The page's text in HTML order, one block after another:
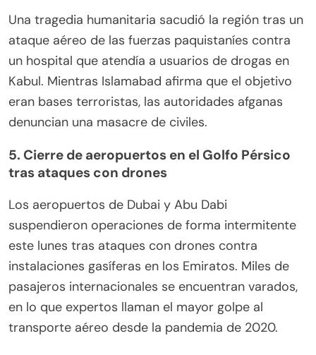
Una tragedia humanitaria sacudió la región tras un
ataque aéreo de las fuerzas paquistaníes contra
un hospital que atendía a usuarios de drogas en
Kabul. Mientras Islamabad afirma que el objetivo
eran bases terroristas, las autoridades afganas
denuncian una masacre de civiles.
5. Cierre de aeropuertos en el Golfo Pérsico
tras ataques con drones
Los aeropuertos de Dubai y Abu Dabi
suspendieron operaciones de forma intermitente
este lunes tras ataques con drones contra
instalaciones gasíferas en los Emiratos. Miles de
pasajeros internacionales se encuentran varados,
en lo que expertos llaman el mayor golpe al
transporte aéreo desde la pandemia de 2020.